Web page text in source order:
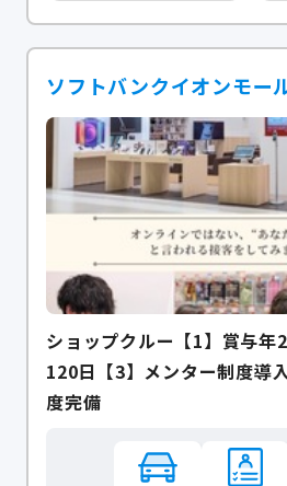
ソフトバンクイオンモー
ショップクルー【1】賞与年
120日【3】メンター制度導
度完備